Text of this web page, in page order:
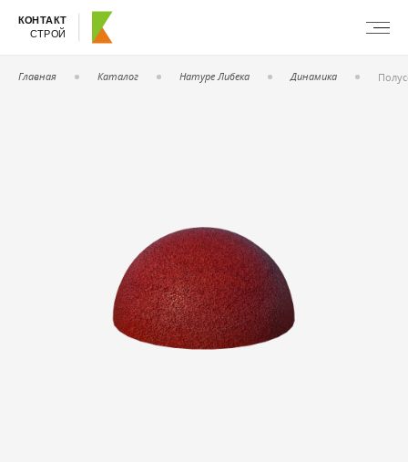
КОНТАКТ
СТРОЙ
Главная Каталог Натуре Либека Динамика